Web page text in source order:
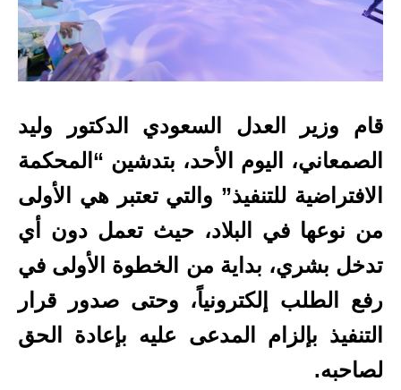
قام وزير العدل السعودي الدكتور وليد
الصمعاني، اليوم الأحد، بتدشين “المحكمة
الافتراضية للتنفيذ” والتي تعتبر هي الأولى
من نوعها في البلاد، حيث تعمل دون أي
تدخل بشري، بداية من الخطوة الأولى في
رفع الطلب إلكترونياً، وحتى صدور قرار
التنفيذ بإلزام المدعى عليه بإعادة الحق
لصاحبه.